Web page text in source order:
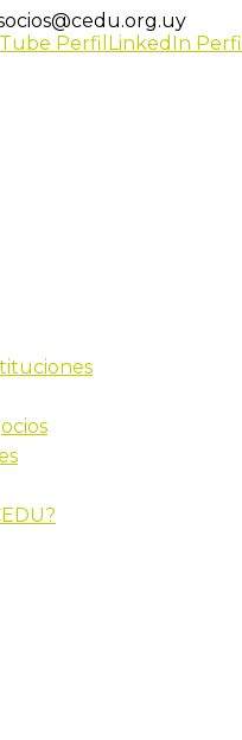
Perfil LinkedIn Perfil